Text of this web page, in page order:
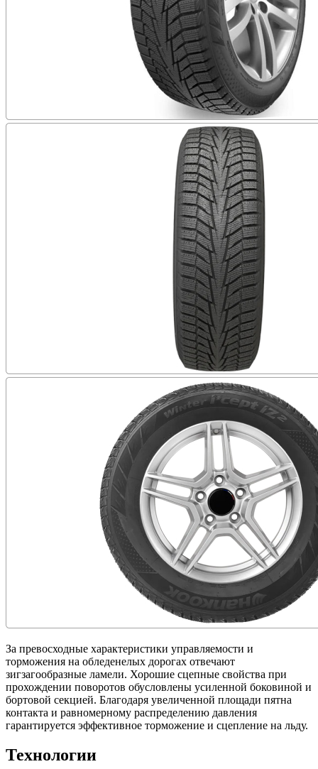
За превосходные характеристики управляемости и
торможения на обледенелых дорогах отвечают
зигзагообразные ламели. Хорошие сцепные свойства при
прохождении поворотов обусловлены усиленной боковиной и
бортовой секцией. Благодаря увеличенной площади пятна
контакта и равномерному распределению давления
гарантируется эффективное торможение и сцепление на льду.
Технологии